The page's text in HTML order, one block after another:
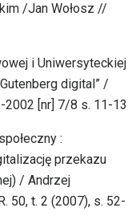
/Jan Wołosz //
i Uniwersyteckiej
digital” /
2002 [nr] 7/8 s. 11-13
:
przekazu
/ Andrzej
50, t. 2 (2007), s. 52-